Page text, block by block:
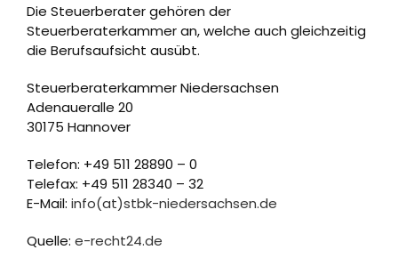
Die Steuerberater gehören der
Steuerberaterkammer an, welche auch gleichzeitig
die Berufsaufsicht ausübt.
Steuerberaterkammer Niedersachsen
Adenaueralle 20
30175 Hannover
Telefon: +49 511 28890 – 0
Telefax: +49 511 28340 – 32
E-Mail: info(at)stbk-niedersachsen.de
Quelle: e-recht24.de